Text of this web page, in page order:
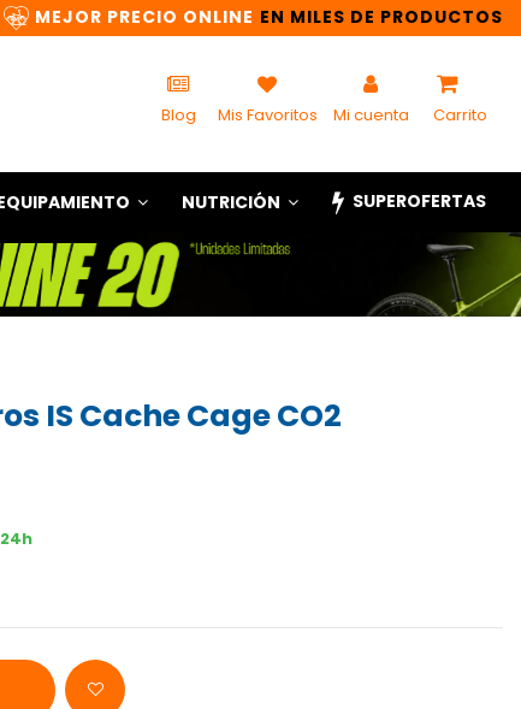
MEJOR PRECIO ONLINE EN MILES DE PRODUCTOS
Blog Mis Favoritos Mi cuenta Carrito
NUTRICIÓN SUPEROFERTAS
IS Cache Cage CO2